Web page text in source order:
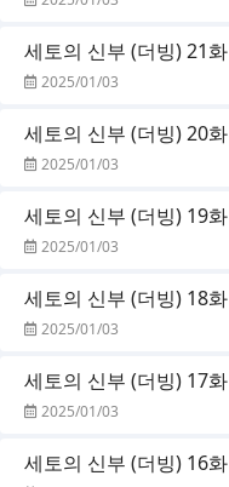
세토의 신부 (더빙) 21화
2025/01/03
세토의 신부 (더빙) 20화
2025/01/03
세토의 신부 (더빙) 19화
2025/01/03
세토의 신부 (더빙) 18화
2025/01/03
세토의 신부 (더빙) 17화
2025/01/03
세토의 신부 (더빙) 16화